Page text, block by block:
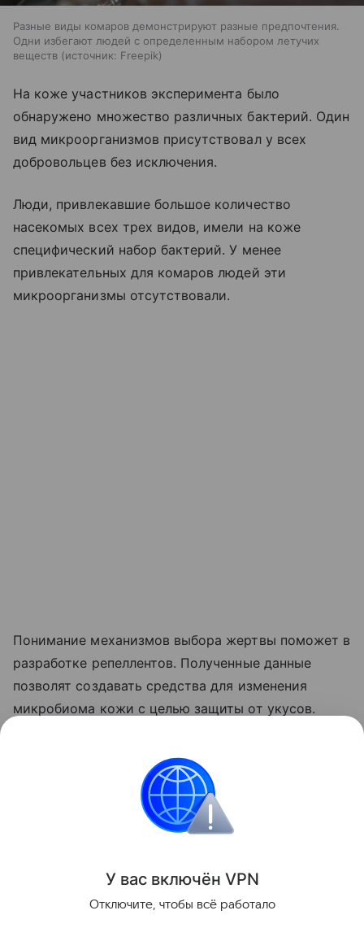
Разные виды комаров демонстрируют разные предпочтения.
Одни избегают людей с определенным набором летучих
веществ
источник: Freepik
На коже участников эксперимента было
обнаружено множество различных бактерий. Один
вид микроорганизмов присутствовал у всех
добровольцев без исключения.
Люди, привлекавшие большое количество
насекомых всех трех видов, имели на коже
специфический набор бактерий. У менее
привлекательных для комаров людей эти
микроорганизмы отсутствовали.
Понимание механизмов выбора жертвы поможет в
разработке репеллентов. Полученные данные
позволят создавать средства для изменения
микробиома кожи с целью защиты от укусов.
способствовали развитию человечества.
У вас включён VPN
Отключите, чтобы всё работало